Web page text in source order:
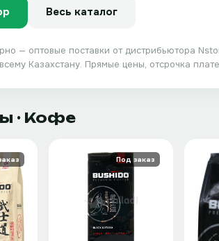
Весь каталог
— оптовые поставки от дистрибьютора
Казахстану. Прямые цены, отсрочка
· Кофе
Под заказ